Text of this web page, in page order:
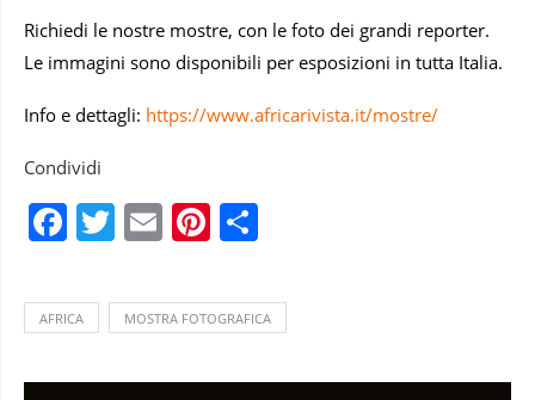
Richiedi le nostre mostre, con le foto dei grandi reporter.
Le immagini sono disponibili per esposizioni in tutta Italia.
Info e dettagli: https://www.africarivista.it/mostre/
Condividi
Facebook
Twitter
EmailPinterest
AFRICA MOSTRA FOTOGRAFICA